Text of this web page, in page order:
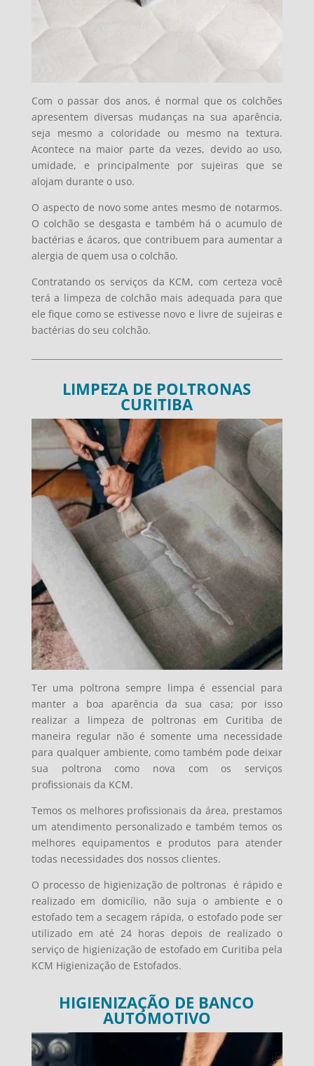
Com o passar dos anos, é normal que os colchões
apresentem diversas mudanças na sua aparência,
seja mesmo a coloridade ou mesmo na textura.
Acontece na maior parte da vezes, devido ao uso,
umidade, e principalmente por sujeiras que se
alojam durante o uso.
O aspecto de novo some antes mesmo de notarmos.
O colchão se desgasta e também há o acumulo de
bactérias e ácaros, que contribuem para aumentar a
alergia de quem usa o colchão.
Contratando os serviços da KCM, com certeza você
terá a limpeza de colchão mais adequada para que
ele fique como se estivesse novo e livre de sujeiras e
bactérias do seu colchão.
LIMPEZA DE POLTRONAS
CURITIBA
Ter uma poltrona sempre limpa é essencial para
manter a boa aparência da sua casa; por isso
realizar a limpeza de poltronas em Curitiba de
maneira regular não é somente uma necessidade
para qualquer ambiente, como também pode deixar
sua poltrona como nova com os serviços
profissionais da KCM.
Temos os melhores profissionais da área, prestamos
um atendimento personalizado e também temos os
melhores equipamentos e produtos para atender
todas necessidades dos nossos clientes.
O processo de higienização de poltronas é rápido e
realizado em domicílio, não suja o ambiente e o
estofado tem a secagem rápida, o estofado pode ser
utilizado em até 24 horas depois de realizado o
serviço de higienização de estofado em Curitiba pela
KCM Higienização de Estofados.
HIGIENIZAÇÃO DE BANCO
AUTOMOTIVO